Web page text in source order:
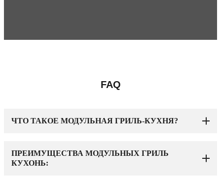
FAQ
ЧТО ТАКОЕ МОДУЛЬНАЯ ГРИЛЬ-КУХНЯ?
ПРЕИМУЩЕСТВА МОДУЛЬНЫХ ГРИЛЬ
КУХОНЬ: